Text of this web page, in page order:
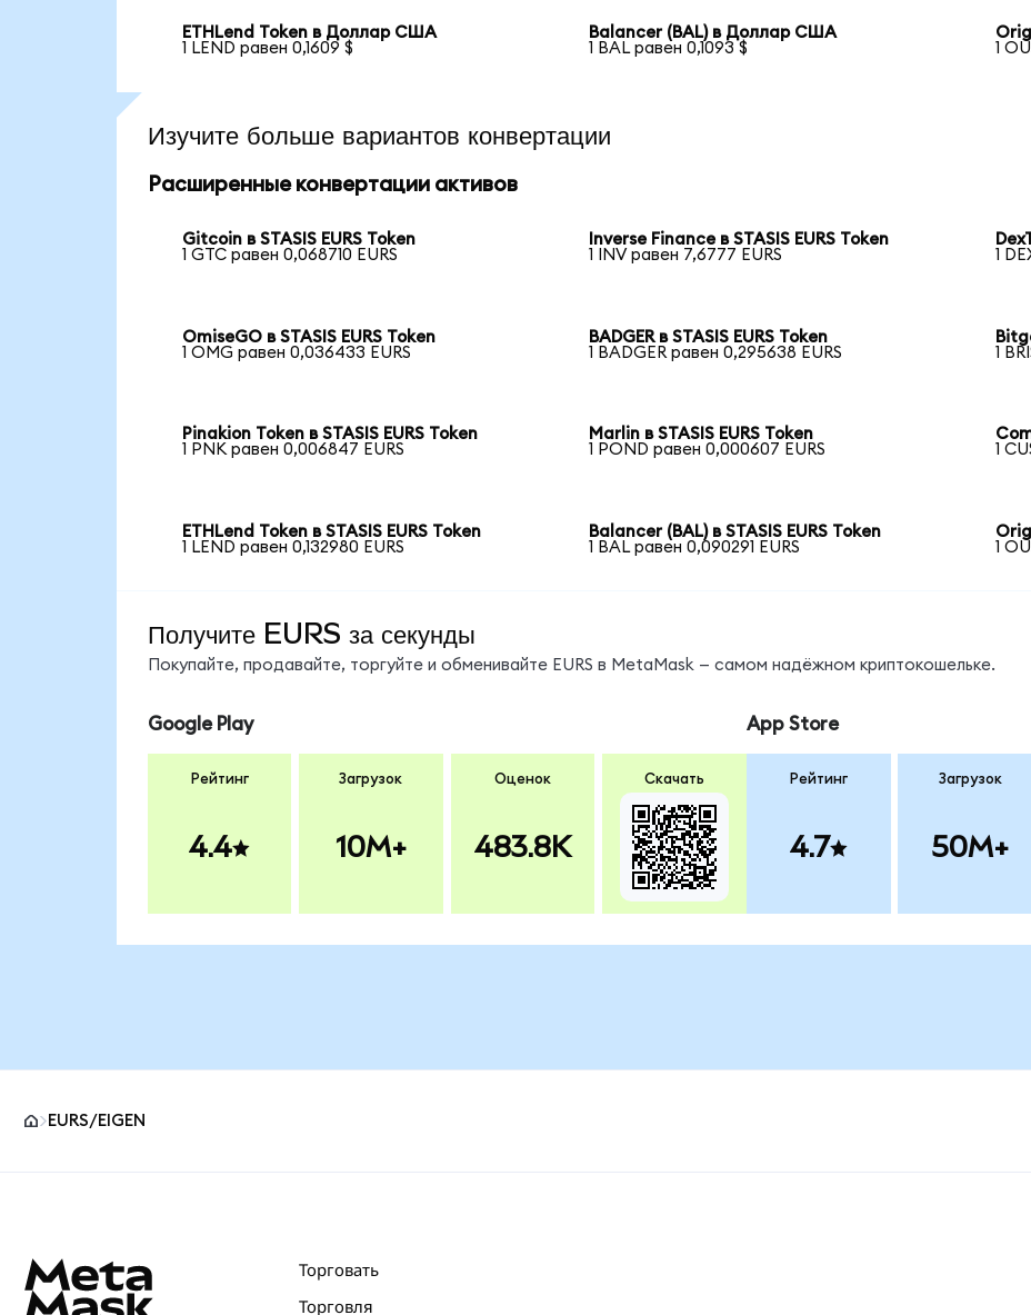
ETHLend Token в Доллар США
1 LEND равен 0,1609 $
Balancer (BAL) в Доллар США
1 BAL равен 0,1093 $
1
Изучите больше вариантов конвертации
Расширенные конвертации активов
Gitcoin в STASIS EURS Token
1 GTC равен 0,068710 EURS
Inverse Finance в STASIS EURS Token
1 INV равен 7,6777 EURS
1
OmiseGO в STASIS EURS Token
1 OMG равен 0,036433 EURS
BADGER в STASIS EURS Token
1 BADGER равен 0,295638 EURS
1
Pinakion Token в STASIS EURS Token
1 PNK равен 0,006847 EURS
Marlin в STASIS EURS Token
1 POND равен 0,000607 EURS
1
ETHLend Token в STASIS EURS Token
1 LEND равен 0,132980 EURS
Balancer (BAL) в STASIS EURS Token
1 BAL равен 0,090291 EURS
1
Получите EURS за секунды
Покупайте, продавайте, торгуйте и обменивайте EURS в MetaMask — самом надёжном криптокошельке.
Google Play
Рейтинг
4.4
Загрузок
10M+
Оценок
483.8K
Скачать
App Store
Рейтинг
4.7
Загрузок
50M+
EURS/EIGEN
Торговать
Торговля